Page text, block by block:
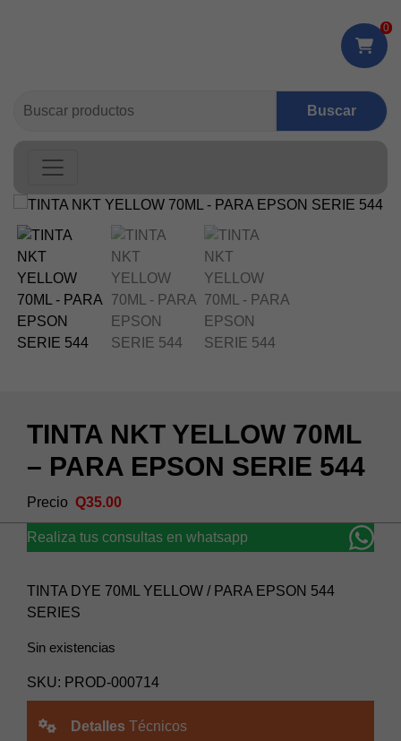
0
TINTA NKT YELLOW 70ML
– PARA EPSON SERIE 544
Q35.00
Realiza tus consultas en whatsapp
TINTA DYE 70ML YELLOW / PARA EPSON 544
SERIES
Sin existencias
SKU: PROD-000714
Detalles Técnicos